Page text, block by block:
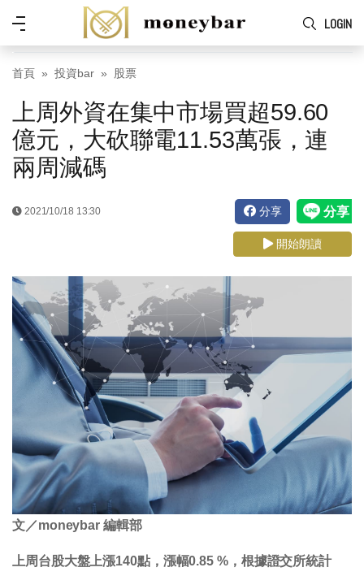
Skip to main content
LOGIN
功
能
表
首頁 投資bar 股票
上周外資在集中市場買超59.60
億元，大砍聯電11.53萬張，連
兩周減碼
2021/10/18 13:30 分享
開始朗讀
文／moneybar 編輯部
上周台股大盤上漲140點，漲幅0.85 %，根據證交所統計